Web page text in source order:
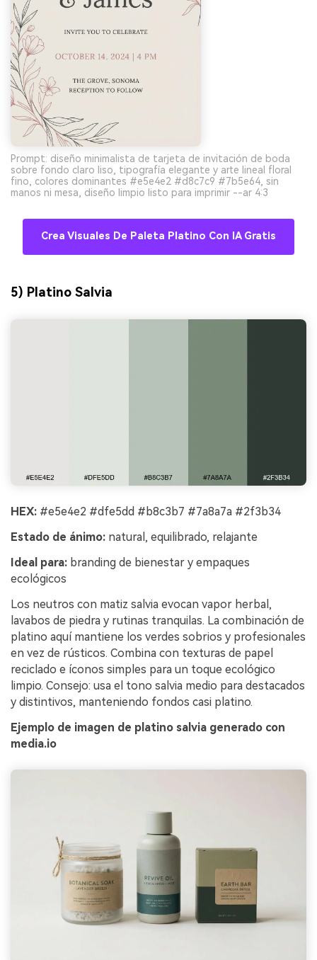
Prompt: diseño minimalista de tarjeta de invitación de boda
sobre fondo claro liso, tipografía elegante y arte lineal floral
fino, colores dominantes #e5e4e2 #d8c7c9 #7b5e64, sin
manos ni mesa, diseño limpio listo para imprimir --ar 4:3
Crea Visuales De Paleta Platino Con IA Gratis
5) Platino Salvia
HEX: #e5e4e2 #dfe5dd #b8c3b7 #7a8a7a #2f3b34
Estado de ánimo: natural, equilibrado, relajante
Ideal para: branding de bienestar y empaques
ecológicos
Los neutros con matiz salvia evocan vapor herbal,
lavabos de piedra y rutinas tranquilas. La combinación de
platino aquí mantiene los verdes sobrios y profesionales
en vez de rústicos. Combina con texturas de papel
reciclado e íconos simples para un toque ecológico
limpio. Consejo: usa el tono salvia medio para destacados
y distintivos, manteniendo fondos casi platino.
Ejemplo de imagen de platino salvia generado con
media.io